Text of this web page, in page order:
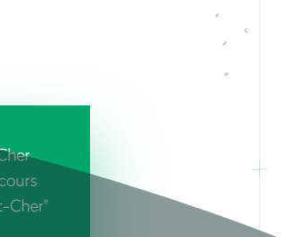
Cher"